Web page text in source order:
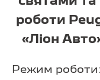
роботи
«Ліон
Режим роботи: